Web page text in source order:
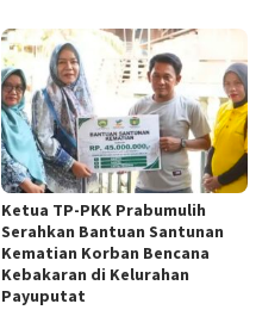
Ketua TP-PKK Prabumulih
Serahkan Bantuan Santunan
Kematian Korban Bencana
Kebakaran di Kelurahan
Payuputat